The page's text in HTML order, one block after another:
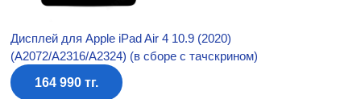
Дисплей для Apple iPad Air 4 10.9 (2020)
(A2072/A2316/A2324) (в сборе с тачскрином)
164 990 тг.